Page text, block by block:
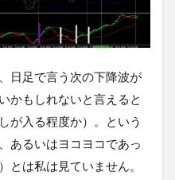
日足で言う次の下降波が
かもしれないと言えると
が入る程度か）。という
あるいはヨコヨコであっ
とは私は見ていません。